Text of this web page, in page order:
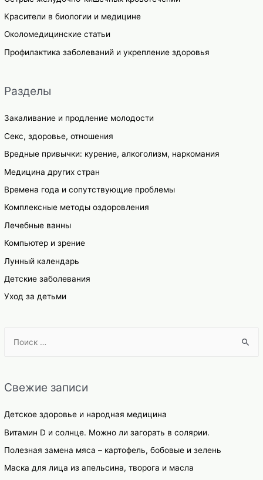
Красители в биологии и медицине
Околомедицинские статьи
Профилактика заболеваний и укрепление здоровья
Разделы
Закаливание и продление молодости
Секс, здоровье, отношения
Вредные привычки: курение, алкоголизм, наркомания
Медицина других стран
Времена года и сопутствующие проблемы
Комплексные методы оздоровления
Лечебные ванны
Компьютер и зрение
Лунный календарь
Детские заболевания
Уход за детьми
r
h
f
o
Свежие записи
Детское здоровье и народная медицина
Витамин D и солнце. Можно ли загорать в солярии.
Полезная замена мяса – картофель, бобовые и зелень
Маска для лица из апельсина, творога и масла